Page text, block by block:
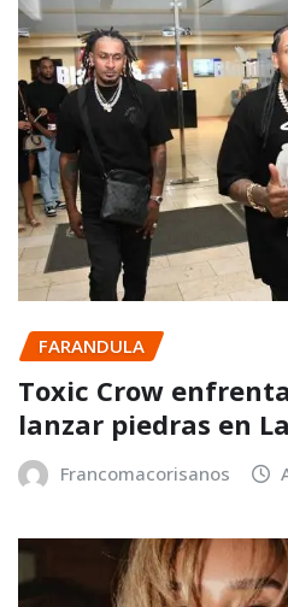
FARANDULA
Toxic Crow
lanzar piedras en
Francomacorisanos